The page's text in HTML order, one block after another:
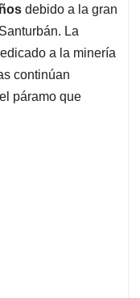
debido a la gran
La
a la minería
continúan
páramo que